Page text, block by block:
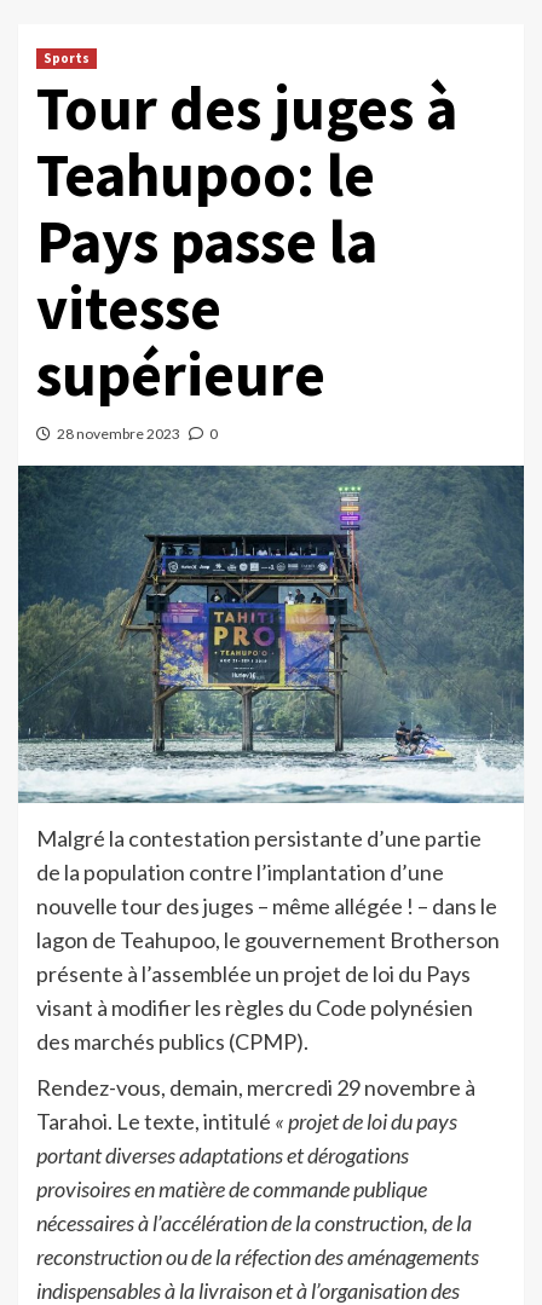
Sports
Tour des juges à
Teahupoo: le
Pays passe la
vitesse
supérieure
28 novembre 2023 0
Malgré la contestation persistante d’une partie
de la population contre l’implantation d’une
nouvelle tour des juges – même allégée ! – dans le
lagon de Teahupoo, le gouvernement Brotherson
présente à l’assemblée un projet de loi du Pays
visant à modifier les règles du Code polynésien
des marchés publics (CPMP).
Rendez-vous, demain, mercredi 29 novembre à
Tarahoi. Le texte, intitulé « projet de loi du pays
portant diverses adaptations et dérogations
provisoires en matière de commande publique
nécessaires à l’accélération de la construction, de la
reconstruction ou de la réfection des aménagements
indispensables à la livraison et à l’organisation des